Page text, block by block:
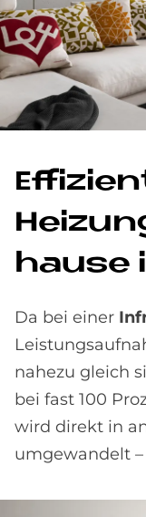
hau­se
Da bei einer
nahezu gleich
bei fast 100
wird direkt in
umgewandelt